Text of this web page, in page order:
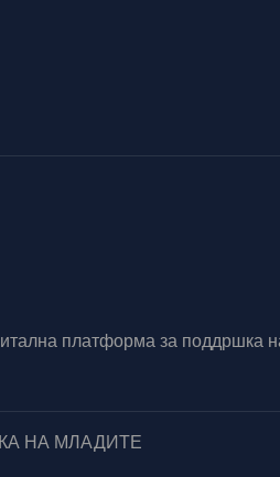
платформа за
НА МЛАДИТЕ